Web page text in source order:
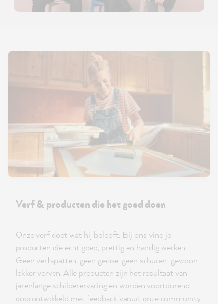
Verf & producten die het goed doen
Onze verf doet wat hij belooft. Bij ons vind je
producten die echt goed, prettig en handig werken.
Geen verfspatten, geen gedoe, geen schuren: gewoon
lekker verven. Alle producten zijn het resultaat van
jarenlange schilderervaring en worden voortdurend
doorontwikkeld met feedback vanuit onze community.